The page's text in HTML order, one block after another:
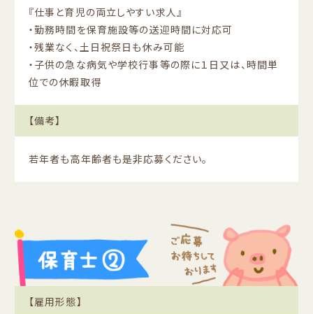
『仕事と育児の両立しやすい求人』
・勤務時間を保育施設等の送迎時間に対応可
・残業なく、土日祝祭日も休み可能
・子供の急な病気や学校行事等の際に１日又は、時間単
位での休暇取得
【備考】
若年者も高年齢者も是非応募ください。
【雇用形態】